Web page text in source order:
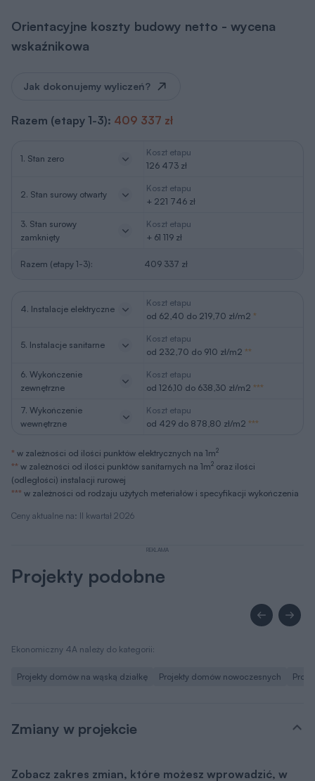
Orientacyjne koszty budowy netto - wycena
wskaźnikowa
Ceny aktualne na: II kwartał 2026
Jak dokonujemy wyliczeń?
Razem (etapy 1-3): 409 337 zł
1. Stan zero
Koszt etapu
126 473 zł
2. Stan surowy otwarty
Koszt etapu
+ 221 746 zł
3. Stan surowy
zamknięty
Koszt etapu
+ 61 119 zł
Razem (etapy 1-3): 409 337 zł
4. Instalacje elektryczne
Koszt etapu
od 62,40 do 219,70 zł/m2 *
5. Instalacje sanitarne
Koszt etapu
od 232,70 do 910 zł/m2 **
6. Wykończenie
zewnętrzne
Koszt etapu
od 126,10 do 638,30 zł/m2 ***
7. Wykończenie
wewnętrzne
Koszt etapu
od 429 do 878,80 zł/m2 ***
* w zależności od ilości punktów elektrycznych na 1m2
** w zależności od ilości punktów sanitarnych na 1m2 oraz ilości
(odległości) instalacji rurowej
*** w zależności od rodzaju użytych meteriałów i specyfikacji wykończenia
REKLAMA
Projekty podobne
Ekonomiczny 4A należy do kategorii:
Projekty domów na wąską działkę Projekty domów nowoczesnych
Zmiany w projekcie
Zobacz zakres zmian, które możesz wprowadzić, w